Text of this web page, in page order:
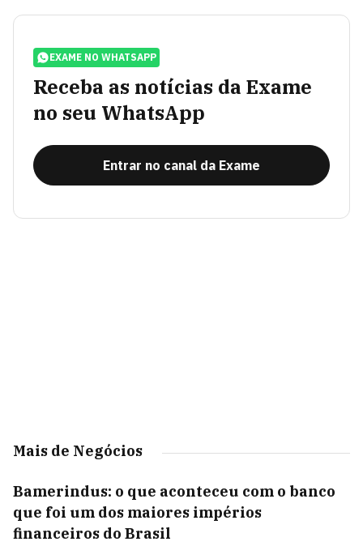
EXAME NO WHATSAPP
Receba as notícias da Exame
no seu WhatsApp
Entrar no canal da Exame
Mais de Negócios
Bamerindus: o que aconteceu com o banco
que foi um dos maiores impérios
financeiros do Brasil